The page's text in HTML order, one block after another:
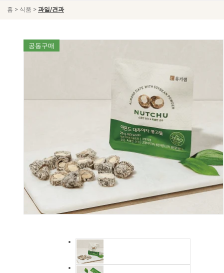
홈 > 식품 > 과일/견과
공동구매